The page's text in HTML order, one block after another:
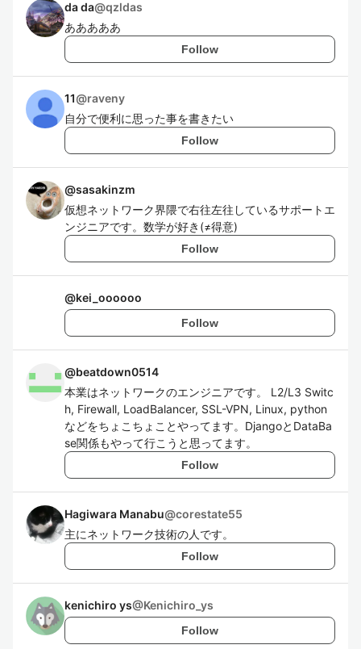
da da@qzldas
あああああ
Follow
11@raveny
自分で便利に思った事を書きたい
Follow
@sasakinzm
仮想ネットワーク界隈で右往左往しているサポートエ
ンジニアです。数学が好き(≠得意)
Follow
@kei_oooooo
Follow
@beatdown0514
本業はネットワークのエンジニアです。 L2/L3 Switc
h, Firewall, LoadBalancer, SSL-VPN, Linux, python
などをちょこちょことやってます。DjangoとDataBa
se関係もやって行こうと思ってます。
Follow
Hagiwara Manabu@corestate55
主にネットワーク技術の人です。
Follow
kenichiro ys@Kenichiro_ys
Follow